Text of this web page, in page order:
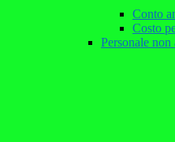
Conto
Costo
Personale